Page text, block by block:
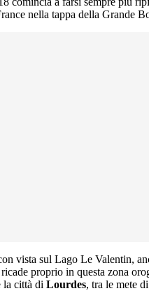
nella tappa della Grande
vista sul Lago Le Valentin,
proprio in questa zona
la città di Lourdes, tra le mete